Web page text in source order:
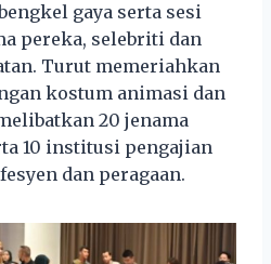
gaya serta sesi
pereka, selebriti dan
Turut memeriahkan
kostum animasi dan
20 jenama
10 institusi pengajian
dan peragaan.